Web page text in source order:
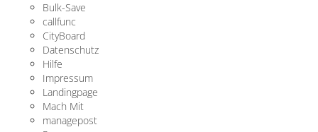
Bulk-Save
callfunc
CityBoard
Datenschutz
Hilfe
Impressum
Landingpage
Mach Mit
managepost